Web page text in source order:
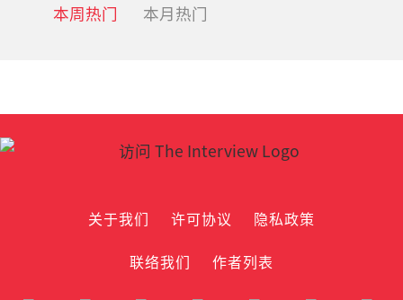
本周热门 本月热门
关于我们 许可协议
隐私政策
联络我们
作者列表